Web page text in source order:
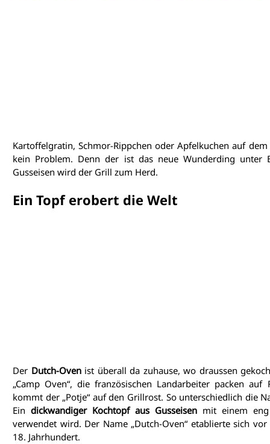
Kartoffelgratin, Schmor-Rippchen oder Apfelkuchen auf
kein Problem. Denn der ist das neue Wunderding unter
Gusseisen wird der Grill zum Herd.
Ein Topf erobert die Welt
Der Dutch-Oven ist überall da zuhause, wo draussen
„Camp Oven“, die französischen Landarbeiter packen
kommt der „Potje“ auf den Grillrost. So unterschiedlich die
Ein dickwandiger Kochtopf aus Gusseisen mit einem eng
verwendet wird. Der Name „Dutch-Oven“ etablierte sich
18. Jahrhundert.